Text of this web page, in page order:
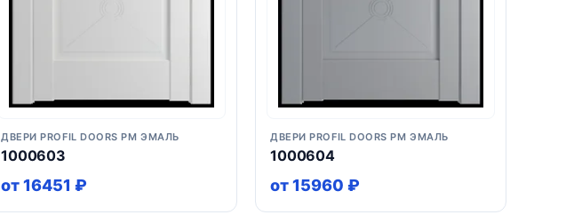
ДВЕРИ PROFIL DOORS PM ЭМАЛЬ
1000603
от 16451 ₽
ДВЕРИ PROFIL DOORS PM ЭМАЛЬ
1000604
от 15960 ₽